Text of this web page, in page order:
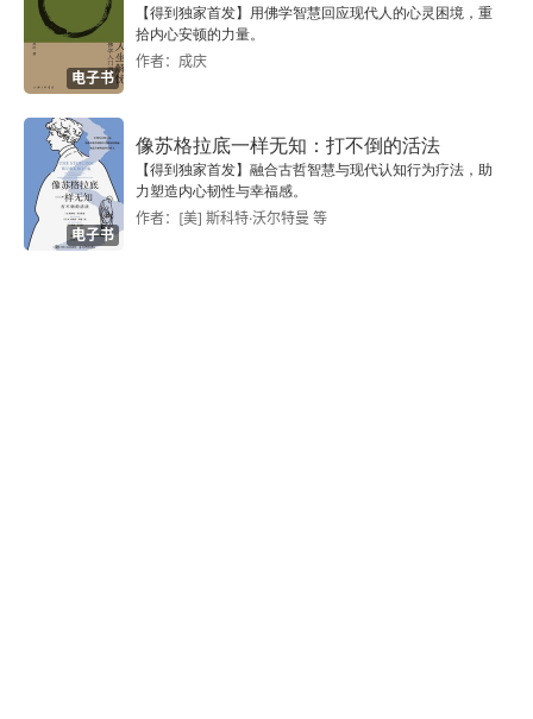
电子书
【得到独家首发】用佛学智慧回应现代人的心灵困境，重
拾内心安顿的力量。
作者：成庆
电子书
像苏格拉底一样无知：打不倒的活法
【得到独家首发】融合古哲智慧与现代认知行为疗法，助
力塑造内心韧性与幸福感。
作者：[美] 斯科特·沃尔特曼 等